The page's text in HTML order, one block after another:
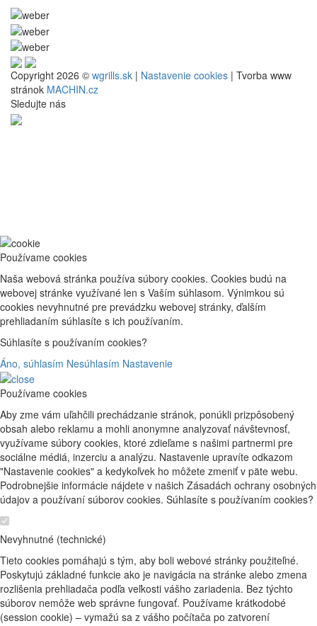
Copyright 2026 © wgrills.sk | Nastavenie cookies | Tvorba www
stránok MACHIN.cz
Sledujte nás
Používame cookies
Naša webová stránka používa súbory cookies. Cookies budú na
webovej stránke využívané len s Vaším súhlasom. Výnimkou sú
cookies nevyhnutné pre prevádzku webovej stránky, ďalším
prehliadaním súhlasíte s ich používaním.
Súhlasíte s používaním cookies?
Áno, súhlasím Nesúhlasím Nastavenie
Používame cookies
Aby zme vám uľahčili prechádzanie stránok, ponúkli prizpôsobený
obsah alebo reklamu a mohli anonymne analyzovať návštevnosť,
využívame súbory cookies, ktoré zdieľame s našimi partnermi pre
sociálne médiá, inzerciu a analýzu. Nastavenie upravíte odkazom
"Nastavenie cookies" a kedykoľvek ho môžete zmeniť v päte webu.
Podrobnejšie informácie nájdete v našich Zásadách ochrany osobných
údajov a používaní súborov cookies. Súhlasíte s používaním cookies?
Nevyhnutné (technické)
Tieto cookies pomáhajú s tým, aby boli webové stránky použiteľné.
Poskytujú základné funkcie ako je navigácia na stránke alebo zmena
rozlišenia prehliadača podľa veľkosti vášho zariadenia. Bez týchto
súborov nemôže web správne fungovať. Používame krátkodobé
(session cookie) – vymažú sa z vášho počítača po zatvorení